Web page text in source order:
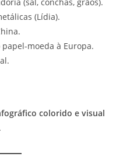
(Lídia).
papel-moeda à Europa.
colorido e visual